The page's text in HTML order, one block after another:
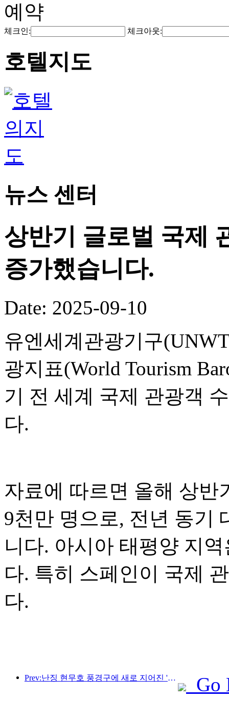
예약
체크인: 체크아웃:
호텔지도
뉴스 센터
상반기 글로벌 국제
증가했습니다.
Date: 2025-09-10
유엔세계관광기구
광지표(World Tourism
기 전 세계 국제 관광객
다.
자료에 따르면 올해 상반
9천만 명으로, 전년 동기
니다. 아시아 태평양 지
다. 특히 스페인이 국제
다.
Prev:난징 현무호 풍경구에 새로 지어진 '진링 시관'을 포함한 4개의 문화 공간이 공식적으로 개장했습니다. Go